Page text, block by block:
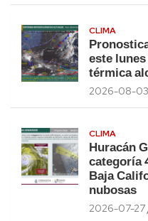
CLIMA
este
térmica
2026-08-03
CLIMA
Huracán
categoría
Baja
nubosas
2026-07-27